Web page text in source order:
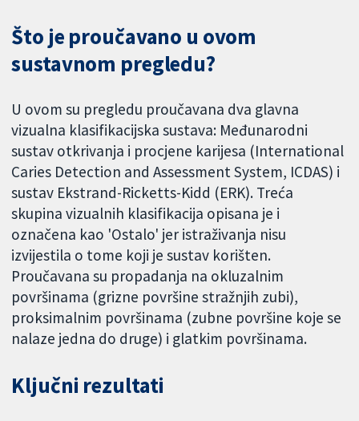
Što je proučavano u ovom
sustavnom pregledu?
U ovom su pregledu proučavana dva glavna
vizualna klasifikacijska sustava: Međunarodni
sustav otkrivanja i procjene karijesa (International
Caries Detection and Assessment System, ICDAS) i
sustav Ekstrand-Ricketts-Kidd (ERK). Treća
skupina vizualnih klasifikacija opisana je i
označena kao 'Ostalo' jer istraživanja nisu
izvijestila o tome koji je sustav korišten.
Proučavana su propadanja na okluzalnim
površinama (grizne površine stražnjih zubi),
proksimalnim površinama (zubne površine koje se
nalaze jedna do druge) i glatkim površinama.
Ključni rezultati